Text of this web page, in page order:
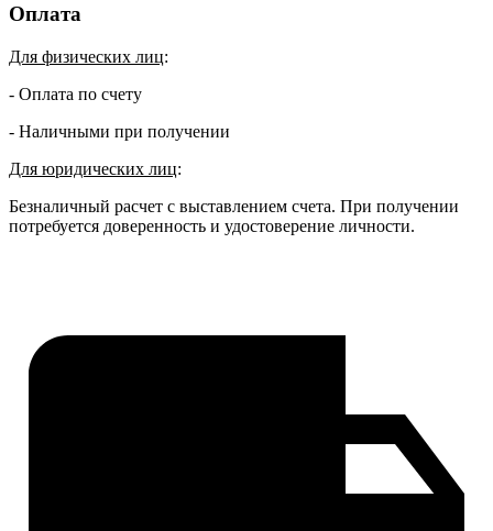
Оплата
Для физических лиц:
- Оплата по счету
- Наличными при получении
Для юридических лиц:
Безналичный расчет с выставлением счета. При получении
потребуется доверенность и удостоверение личности.